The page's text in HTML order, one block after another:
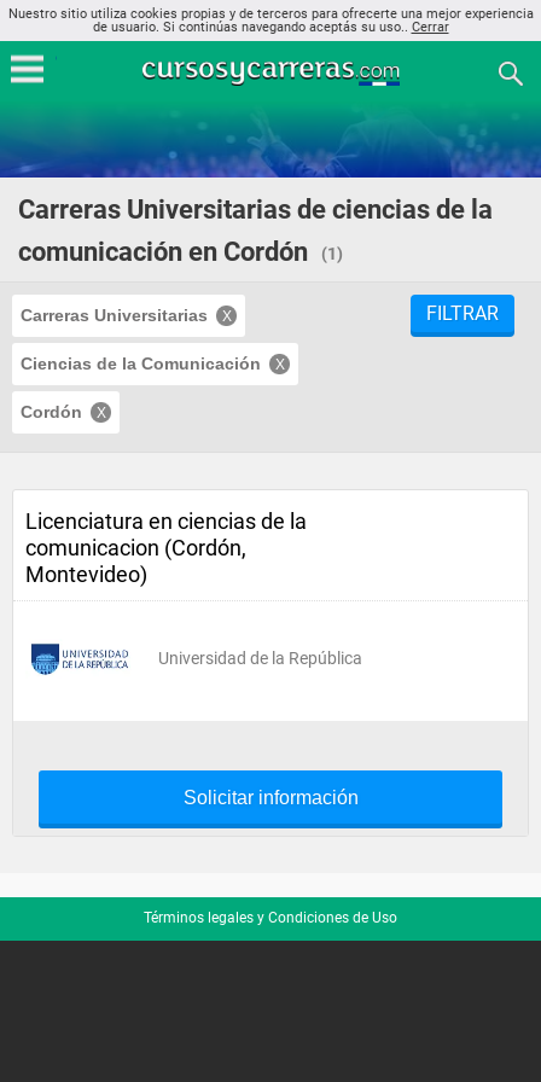
Nuestro sitio utiliza cookies propias y de terceros para ofrecerte una mejor experiencia
de usuario. Si continúas navegando aceptás su uso.. Cerrar
Carreras Universitarias de ciencias de la
comunicación en Cordón
(1)
Carreras Universitarias
Ciencias de la Comunicación
Cordón
FILTRAR
Licenciatura en ciencias de la
comunicacion (Cordón,
Montevideo)
Universidad de la República
Solicitar información
Términos legales y Condiciones de Uso